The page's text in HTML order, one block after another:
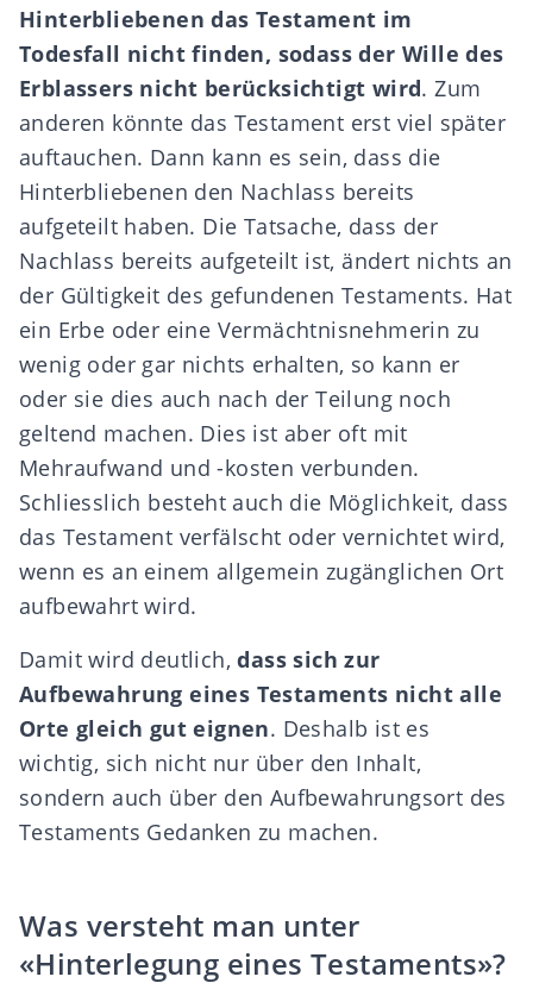
Hinterbliebenen das Testament im
Todesfall nicht finden, sodass der Wille des
Erblassers nicht berücksichtigt wird. Zum
anderen könnte das Testament erst viel später
auftauchen. Dann kann es sein, dass die
Hinterbliebenen den Nachlass bereits
aufgeteilt haben. Die Tatsache, dass der
Nachlass bereits aufgeteilt ist, ändert nichts an
der Gültigkeit des gefundenen Testaments. Hat
ein Erbe oder eine Vermächtnisnehmerin zu
wenig oder gar nichts erhalten, so kann er
oder sie dies auch nach der Teilung noch
geltend machen. Dies ist aber oft mit
Mehraufwand und -kosten verbunden.
Schliesslich besteht auch die Möglichkeit, dass
das Testament verfälscht oder vernichtet wird,
wenn es an einem allgemein zugänglichen Ort
aufbewahrt wird.
Damit wird deutlich,dass sich zur
Aufbewahrung eines Testaments nicht alle
Orte gleich gut eignen. Deshalb ist es
wichtig, sich nicht nur über den Inhalt,
sondern auch über den Aufbewahrungsort des
Testaments Gedanken zu machen.
Was versteht man unter
«Hinterlegung eines Testaments»?